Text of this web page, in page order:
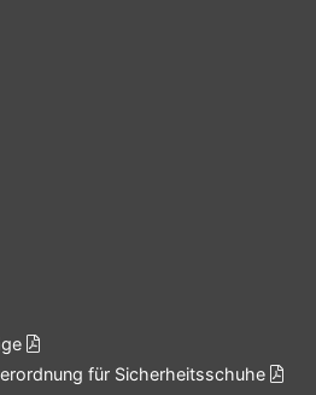
für Sicherheitsschuhe